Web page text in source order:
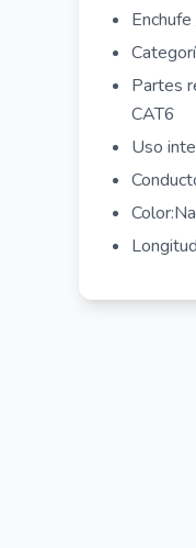
Partes
CAT6
Uso